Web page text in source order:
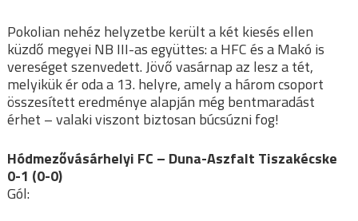
Pokolian nehéz helyzetbe került a két kiesés ellen
küzdő megyei NB III-as együttes: a HFC és a Makó is
vereséget szenvedett. Jövő vasárnap az lesz a tét,
melyikük ér oda a 13. helyre, amely a három csoport
összesített eredménye alapján még bentmaradást
érhet – valaki viszont biztosan búcsúzni fog!
Hódmezővásárhelyi FC – Duna-Aszfalt Tiszakécske
0-1 (0-0)
Gól: